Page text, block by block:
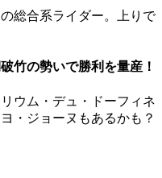
総合系ライダー。上りで
竹の勢いで勝利を量産！
ウム・デュ・ドーフィネ
・ジョーヌもあるかも？